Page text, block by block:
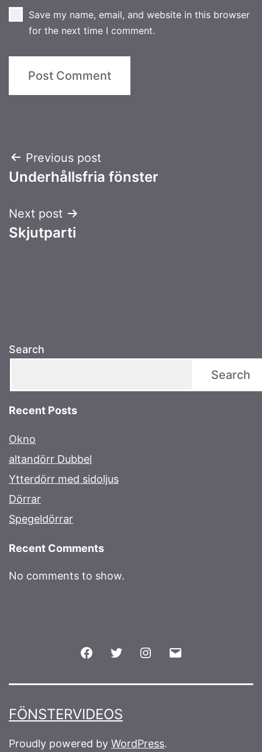
Save my name, email, and website in this browser
for the next time I comment.
Post
navigation
Previous post
Underhållsfria fönster
Next post
Skjutparti
Search
Search
Recent Posts
Okno
altandörr Dubbel
Ytterdörr med sidoljus
Dörrar
Spegeldörrar
Recent Comments
No comments to show.
FacebookTwitter Instagram
FÖNSTERVIDEOS
Proudly powered by WordPress.